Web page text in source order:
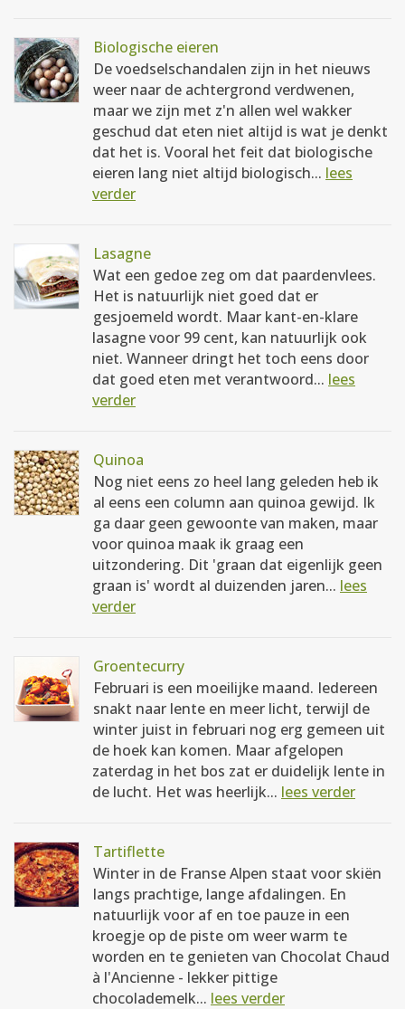
Biologische eieren
De voedselschandalen zijn in het nieuws
weer naar de achtergrond verdwenen,
maar we zijn met z'n allen wel wakker
geschud dat eten niet altijd is wat je denkt
dat het is. Vooral het feit dat biologische
eieren lang niet altijd biologisch... lees
verder
Lasagne
Wat een gedoe zeg om dat paardenvlees.
Het is natuurlijk niet goed dat er
gesjoemeld wordt. Maar kant-en-klare
lasagne voor 99 cent, kan natuurlijk ook
niet. Wanneer dringt het toch eens door
dat goed eten met verantwoord... lees
verder
Quinoa
Nog niet eens zo heel lang geleden heb ik
al eens een column aan quinoa gewijd. Ik
ga daar geen gewoonte van maken, maar
voor quinoa maak ik graag een
uitzondering. Dit 'graan dat eigenlijk geen
graan is' wordt al duizenden jaren... lees
verder
Groentecurry
Februari is een moeilijke maand. Iedereen
snakt naar lente en meer licht, terwijl de
winter juist in februari nog erg gemeen uit
de hoek kan komen. Maar afgelopen
zaterdag in het bos zat er duidelijk lente in
de lucht. Het was heerlijk... lees verder
Tartiflette
Winter in de Franse Alpen staat voor skiën
langs prachtige, lange afdalingen. En
natuurlijk voor af en toe pauze in een
kroegje op de piste om weer warm te
worden en te genieten van Chocolat Chaud
à l'Ancienne - lekker pittige
chocolademelk... lees verder